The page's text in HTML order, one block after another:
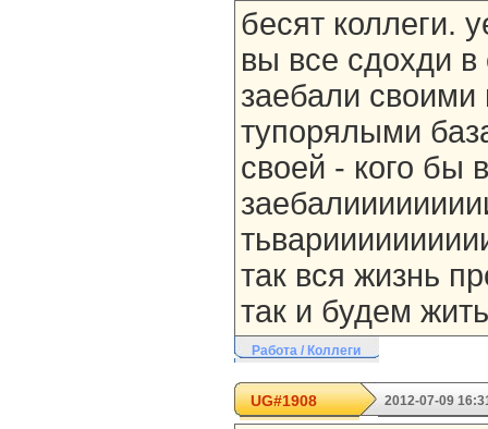
бесят коллеги.
вы все сдохди
заебали
тупорялыми
своей - кого бы
так вся жизнь
так и будем
Работа / Коллеги
UG#1908 2012-07-09